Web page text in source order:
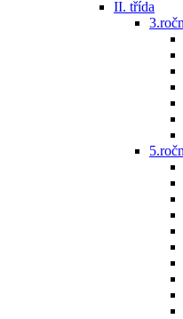
II. třída